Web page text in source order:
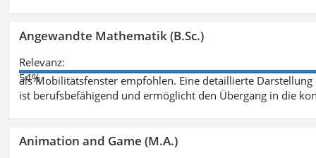
Angewandte Mathematik (B.Sc.)
Relevanz:
54%
als Mobilitätsfenster empfohlen. Eine detaillierte
ist berufsbefähigend und ermöglicht den Übergang in die
Animation and Game (M.A.)